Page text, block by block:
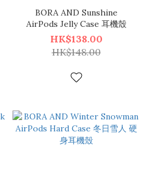
BORA AND Sunshine
AirPods Jelly Case 耳機殼
HK$138.00
HK$148.00